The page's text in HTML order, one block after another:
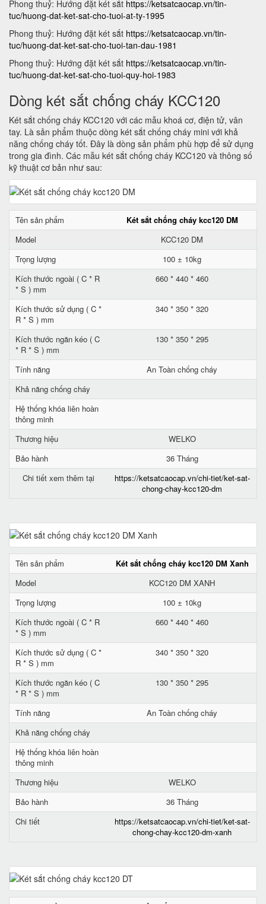
Phong thuỷ: Hướng đặt két sắt https://ketsatcaocap.vn/tin-
tuc/huong-dat-ket-sat-cho-tuoi-at-ty-1995
Phong thuỷ: Hướng đặt két sắt https://ketsatcaocap.vn/tin-
tuc/huong-dat-ket-sat-cho-tuoi-tan-dau-1981
Phong thuỷ: Hướng đặt két sắt https://ketsatcaocap.vn/tin-
tuc/huong-dat-ket-sat-cho-tuoi-quy-hoi-1983
Dòng két sắt chống cháy KCC120
Két sắt chống cháy KCC120 với các mẫu khoá cơ, điện tử, vân
tay. Là sản phẩm thuộc dòng két sắt chống cháy mini với khả
năng chống cháy tốt. Đây là dòng sản phẩm phù hợp để sử dụng
trong gia đình. Các mẫu két sắt chống cháy KCC120 và thông số
kỹ thuật cơ bản như sau:
Tên sản phẩm
Két sắt chống cháy kcc120 DM
Model
KCC120 DM
Trọng lượng
100 ± 10kg
Kích thước ngoài ( C * R
* S ) mm
660 * 440 * 460
Kích thước sử dụng ( C *
R * S ) mm
340 * 350 * 320
Kích thước ngăn kéo ( C
* R * S ) mm
130 * 350 * 295
Tính năng
An Toàn chống cháy
Khả năng chống cháy
Hệ thống khóa liên hoàn
thông minh
Thương hiệu
WELKO
Bảo hành
36 Tháng
Chi tiết xem thêm tại
https://ketsatcaocap.vn/chi-tiet/ket-sat-
chong-chay-kcc120-dm
Tên sản phẩm
Két sắt chống cháy kcc120 DM Xanh
Model
KCC120 DM XANH
Trọng lượng
100 ± 10kg
Kích thước ngoài ( C * R
* S ) mm
660 * 440 * 460
Kích thước sử dụng ( C *
R * S ) mm
340 * 350 * 320
Kích thước ngăn kéo ( C
* R * S ) mm
130 * 350 * 295
Tính năng
An Toàn chống cháy
Khả năng chống cháy
Hệ thống khóa liên hoàn
thông minh
Thương hiệu
WELKO
Bảo hành
36 Tháng
Chi tiết
https://ketsatcaocap.vn/chi-tiet/ket-sat-
chong-chay-kcc120-dm-xanh